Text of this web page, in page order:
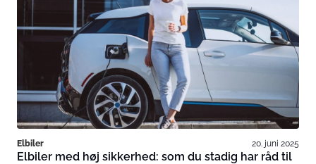
Elbiler 20. juni 2025
Elbiler med høj sikkerhed: som du stadig har råd til